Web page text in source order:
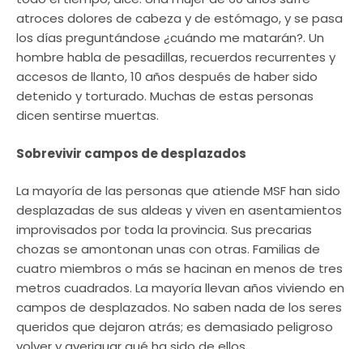
atroces dolores de cabeza y de estómago, y se pasa
los días preguntándose ¿cuándo me matarán?. Un
hombre habla de pesadillas, recuerdos recurrentes y
accesos de llanto, 10 años después de haber sido
detenido y torturado. Muchas de estas personas
dicen sentirse muertas.
Sobrevivir campos de desplazados
La mayoría de las personas que atiende MSF han sido
desplazadas de sus aldeas y viven en asentamientos
improvisados por toda la provincia. Sus precarias
chozas se amontonan unas con otras. Familias de
cuatro miembros o más se hacinan en menos de tres
metros cuadrados. La mayoría llevan años viviendo en
campos de desplazados. No saben nada de los seres
queridos que dejaron atrás; es demasiado peligroso